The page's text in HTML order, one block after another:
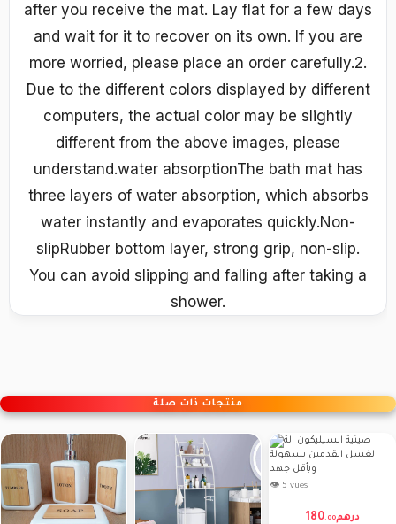
after you receive the mat. Lay flat for a few days
and wait for it to recover on its own. If you are
more worried, please place an order carefully.2.
Due to the different colors displayed by different
computers, the actual color may be slightly
different from the above images, please
understand.water absorptionThe bath mat has
three layers of water absorption, which absorbs
water instantly and evaporates quickly.Non-
slipRubber bottom layer, strong grip, non-slip.
You can avoid slipping and falling after taking a
shower.
منتجات ذات صلة
👁 5 vues
180. 00درهم